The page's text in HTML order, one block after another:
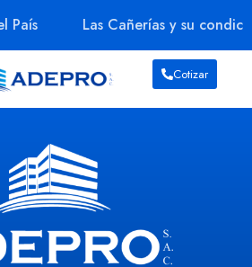
País Las Cañerías y su
Cotizar